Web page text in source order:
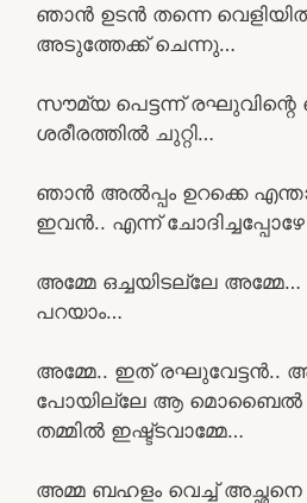
ഞാൻ ഉടൻ തന്നെ
അടുത്തേക്ക് ചെന്നു…
സൗമ്യ പെട്ടന്ന്
ശരീരത്തിൽ ചുറ്റി…
ഞാൻ അൽപ്പം ഉറക്കെ
ഇവൻ.. എന്ന്
അമ്മേ ഒച്ചയിടല്ലേ
പറയാം…
അമ്മേ.. ഇത് രഘുവേട്ടൻ..
പോയില്ലേ ആ മൊബൈൽ
തമ്മിൽ ഇഷ്ട്ടവാമ്മേ…
അമ്മ ബഹളം വെച്ച്